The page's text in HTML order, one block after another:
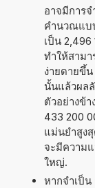
อาจมีการ
คำนวณแบ
เป็น 2,496
ทำให้สาม
ง่ายดายขึ้
นั้นแล้วผล
ตัวอย่างข้
433 200
แม่นยำสูง
จะมีความ
ใหญ่.
หากจำเป็